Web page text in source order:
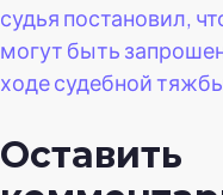
судья постановил,
могут быть
ходе судебной
Оставить